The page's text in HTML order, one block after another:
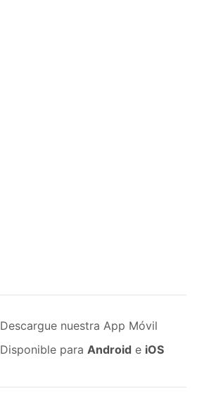
Descargue nuestra App Móvil
Disponible para Android e iOS